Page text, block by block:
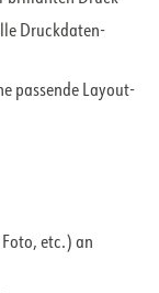
Druckdaten-
passende Layout-
etc.) an